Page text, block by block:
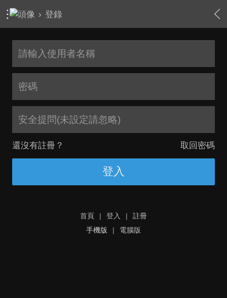
› 登錄
安全提問(未設定請忽略)
還沒有註冊？ 取回密碼
登入
首頁 | 登入 |
註冊
手機版
| 電腦版